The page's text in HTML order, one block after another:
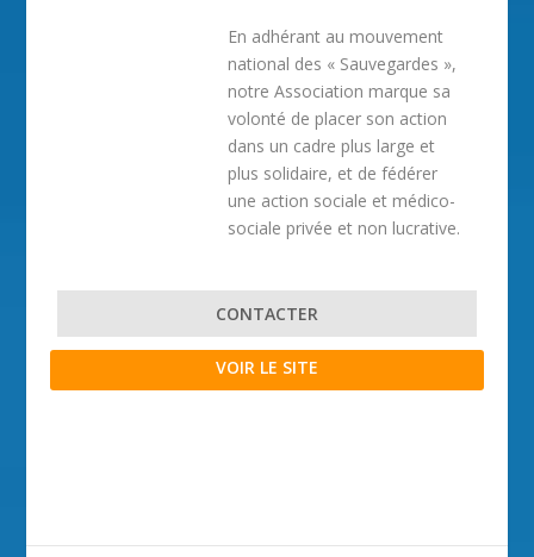
En adhérant au mouvement
national des « Sauvegardes »,
notre Association marque sa
volonté de placer son action
dans un cadre plus large et
plus solidaire, et de fédérer
une action sociale et médico-
sociale privée et non lucrative.
CONTACTER
VOIR LE SITE